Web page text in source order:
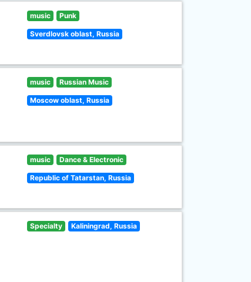
music Punk
Sverdlovsk oblast, Russia
music Russian Music
Moscow oblast, Russia
music Dance & Electronic
Republic of Tatarstan, Russia
Specialty Kaliningrad, Russia